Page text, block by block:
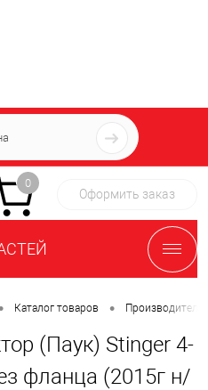
+7 (939) 716-10-06
пн-пт 7:00-16:00 МСК
0
Оформить заказ
Каталог товаров • Производители
(Паук) Stinger 4-
фланца (2015г н/